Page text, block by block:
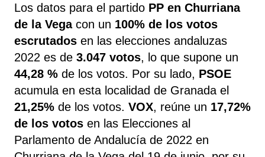
Los datos para el partido PP en Churriana
de la Vegacon un 100% de los votos
escrutados en las elecciones andaluzas
2022 es de 3.047 votos, lo que supone un
44,28 % de los votos. Por su lado, PSOE
acumula en esta localidad de Granada el
21,25% de los votos. VOX, reúne un 17,72%
de los votos en las Elecciones al
Parlamento de Andalucía de 2022 en